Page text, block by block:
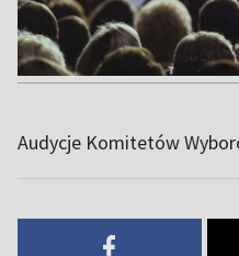
Audycje Komitetów